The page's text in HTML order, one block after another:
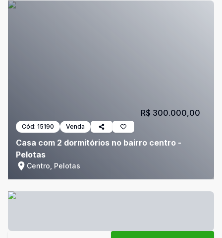
Cód: 15190 Venda
Casa com 2 dormitórios no bairro centro -
Pelotas
Centro, Pelotas
R$ 300.000,00